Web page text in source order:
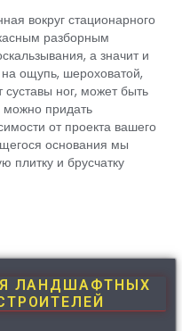
вокруг стационарного
разборным
а значит и
ощупь, шероховатой,
суставы ног, может быть
можно придать
от проекта вашего
основания мы
плитку и брусчатку
ЛАНДШАФТНЫХ